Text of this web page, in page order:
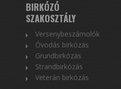
BIRKÓZÓ
SZAKOSZTÁLY
Versenybeszámolók
Óvodás birkózás
Grundbirkózás
Strandbirkózás
Veterán birkózás